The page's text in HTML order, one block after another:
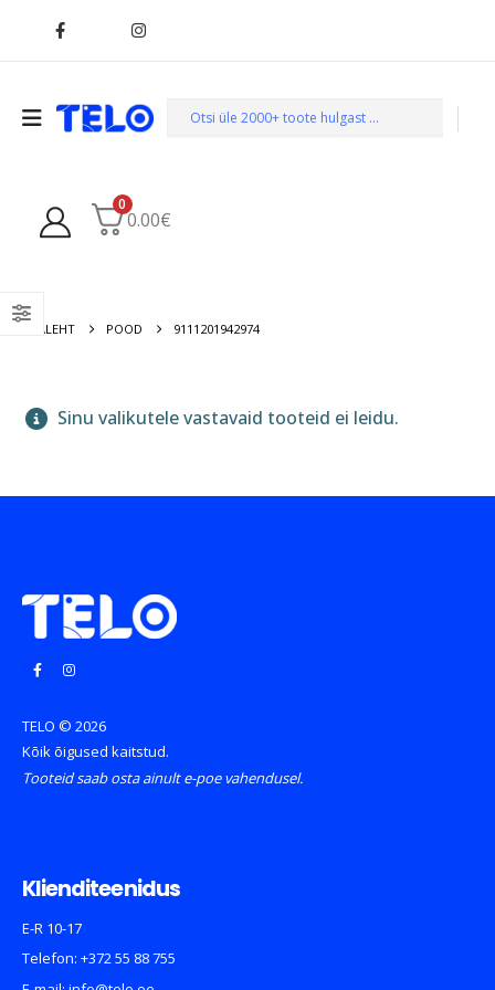
0
0.00€
AVALEHT POOD 9111201942974
Sinu valikutele vastavaid tooteid ei leidu.
TELO © 2026
Kõik õigused kaitstud.
Tooteid saab osta ainult e-poe vahendusel.
Klienditeenidus
E-R 10-17
Telefon: +372 55 88 755